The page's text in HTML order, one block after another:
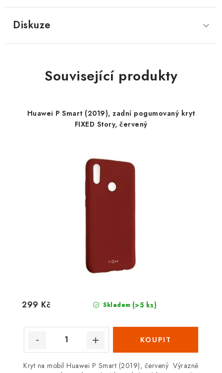
Diskuze
Související produkty
Huawei P Smart (2019), zadní pogumovaný kryt
FIXED Story, červený
Skladem (>5 ks)
299 Kč
Kryt na mobil Huawei P Smart (2019), červený Výrazně